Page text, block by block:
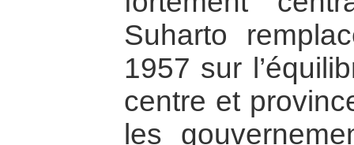
Suharto
1957 sur
centre et
les